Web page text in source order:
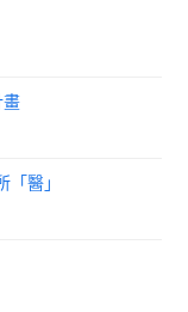
畫
「醫」